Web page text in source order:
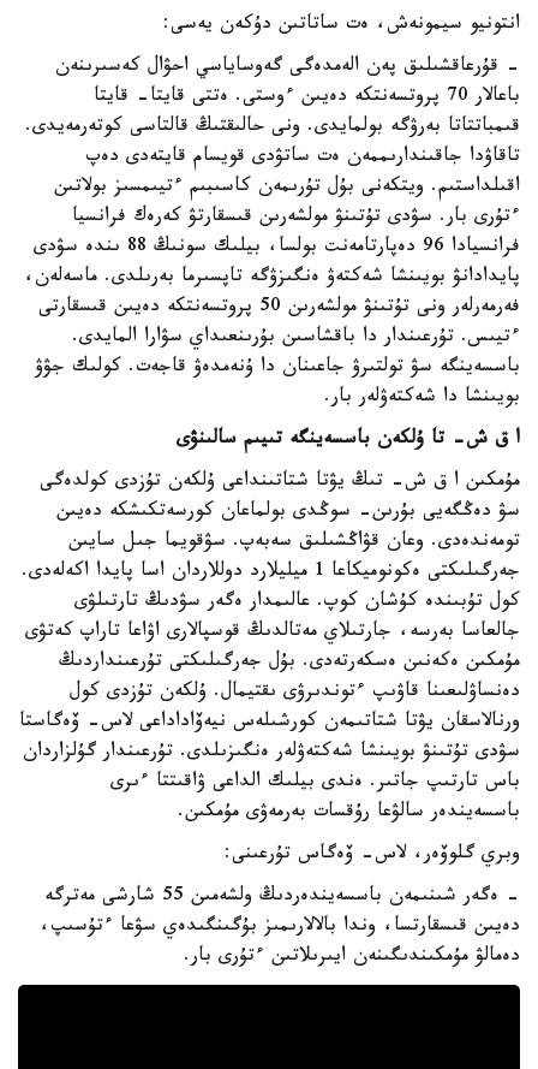
انتونيو سيمونەش، ەت ساتاتىن دۇكەن يەسى:
- قۇرعاقشىلىق پەن الەمدەگى گەوساياسي احۋال كەسىرىنەن
باعالار 70 پروتسەنتكە دەيىن ءوستى. ەتتى قايتا- قايتا
قىمباتتاتا بەرۋگە بولمايدى. ونى حالىقتىڭ قالتاسى كوتەرمەيدى.
تاقاۋدا جاقىندارىممەن ەت ساتۋدى قويسام قايتەدى دەپ
اقىلداستىم. ويتكەنى بۇل تۇرىمەن كاسىبىم ءتيىمسىز بولاتىن
ءتۇرى بار. سۋدى تۇتىنۋ مولشەرىن قىسقارتۋ كەرەك فرانسيا
فرانسيادا 96 دەپارتامەنت بولسا، بيلىك سونىڭ 88 ىندە سۋدى
پايدادانۋ بويىنشا شەكتەۋ ەنگىزۋگە تاپسىرما بەرىلدى. ماسەلەن،
فەرمەرلەر ونى تۇتىنۋ مولشەرىن 50 پروتسەنتكە دەيىن قىسقارتى
ءتيىس. تۇرعىندار دا باقشاسىن بۇرىنعىداي سۋارا المايدى.
باسسەينگە سۋ تولتىرۋ جاعىنان دا ۇنەمدەۋ قاجەت. كولىك جۋۋ
بويىنشا دا شەكتەۋلەر بار.
ا ق ش- تا ۇلكەن باسسەينگە تىيىم سالىنۋى
مۇمكىن ا ق ش- تىڭ يۋتا شتاتىنداعى ۇلكەن تۇزدى كولدەگى
سۋ دەڭگەيى بۇرىن- سوڭدى بولماعان كورسەتكىشكە دەيىن
تومەندەدى. وعان قۋاڭشىلىق سەبەپ. سۋقويما جىل سايىن
جەرگىلىكتى ەكونوميكاعا 1 ميليلارد دوللاردان اسا پايدا اكەلەدى.
كول تۇبىندە كۇشان كوپ. عالىمدار ەگەر سۋدىڭ تارتىلۋى
جالعاسا بەرسە، جارتىلاي مەتالدىڭ قوسپالارى اۋاعا تاراپ كەتۋى
مۇمكىن ەكەنىن ەسكەرتەدى. بۇل جەرگىلىكتى تۇرعىنداردىڭ
دەنساۋلىعىنا قاۋىپ ءتوندىرۋى ىقتيمال. ۇلكەن تۇزدى كول
ورنالاسقان يۋتا شتاتىمەن كورشىلەس نيەۆاداداعى لاس- ۆەگاستا
سۋدى تۇتىنۋ بويىنشا شەكتەۋلەر ەنگىزىلدى. تۇرعىندار گۇلزاردان
باس تارتىپ جاتىر. ەندى بيلىك الداعى ۋاقىتتا ءىرى
باسسەيندەر سالۋعا رۇقسات بەرمەۋى مۇمكىن.
وبري گلوۆەر، لاس- ۆەگاس تۇرعىنى:
- ەگەر شىنىمەن باسسەيندەردىڭ ولشەمىن 55 شارشى مەترگە
دەيىن قىسقارتسا، وندا بالالارىمىز بۇگىنگىدەي سۋعا ءتۇسىپ،
دەمالۋ مۇمكىندىگىنەن ايىرىلاتىن ءتۇرى بار.